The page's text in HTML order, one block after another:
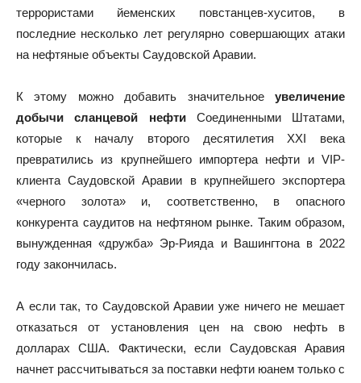
террористами йеменских повстанцев-хуситов, в
последние несколько лет регулярно совершающих атаки
на нефтяные объекты Саудовской Аравии.
К этому можно добавить значительное увеличение
добычи сланцевой нефтиСоединенными Штатами,
которые к началу второго десятилетия XXI века
превратились из крупнейшего импортера нефти и VIP-
клиента Саудовской Аравии в крупнейшего экспортера
«черного золота» и, соответственно, в опасного
конкурента саудитов на нефтяном рынке. Таким образом,
вынужденная «дружба» Эр-Рияда и Вашингтона в 2022
году закончилась.
А если так, то Саудовской Аравии уже ничего не мешает
отказаться от установления цен на свою нефть в
долларах США. Фактически, если Саудовская Аравия
начнет рассчитываться за поставки нефти юанем только с